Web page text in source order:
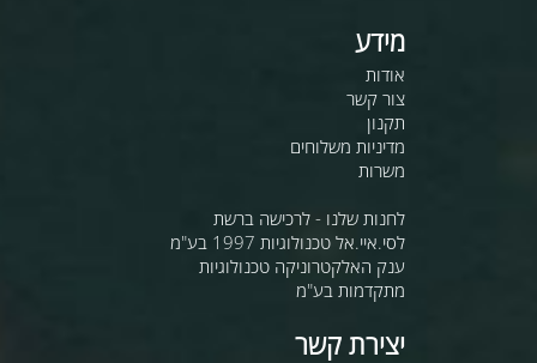
מידע
אודות
צור קשר
תקנון
מדיניות משלוחים
משרות
לחנות שלנו - לרכישה ברשת
לסי.איי.אל טכנולוגיות 1997 בע"מ
ענק האלקטרוניקה טכנולוגיות
מתקדמות בע"מ
יצירת קשר